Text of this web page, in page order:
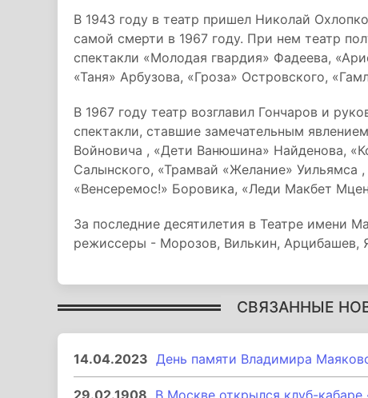
В 1943 году в театр пришел Николай
самой смерти в 1967 году. При нем театр
спектакли «Молодая гвардия» Фадеева,
«Таня» Арбузова, «Гроза» Островского,
В 1967 году театр возглавил Гончаров и
спектакли, ставшие замечательным
Войновича , «Дети Ванюшина» Найденова,
Салынского, «Трамвай «Желание» Уильямса
«Венсеремос!» Боровика, «Леди Макбет
За последние десятилетия в Театре имени
режиссеры - Морозов, Вилькин, Арцибашев,
СВЯЗАННЫЕ
14.04.2023 День памяти Владимира
29.02.1908 В Москве открылся клуб-